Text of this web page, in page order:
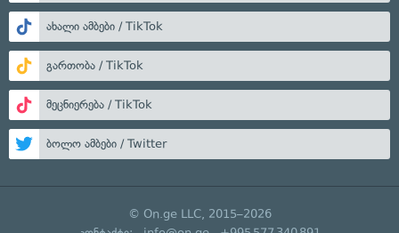
ახალი ამბები / TikTok
გართობა / TikTok
მეცნიერება / TikTok
ბოლო ამბები / Twitter
© On.ge LLC, 2015–2026